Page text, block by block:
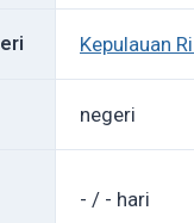
Kepulauan
negeri
- / - hari